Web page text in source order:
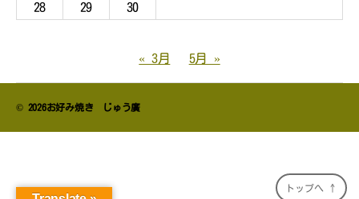
28
29 30
« 3月 5月 »
© 2026お好み焼き じゅう廣
トップへ ↑